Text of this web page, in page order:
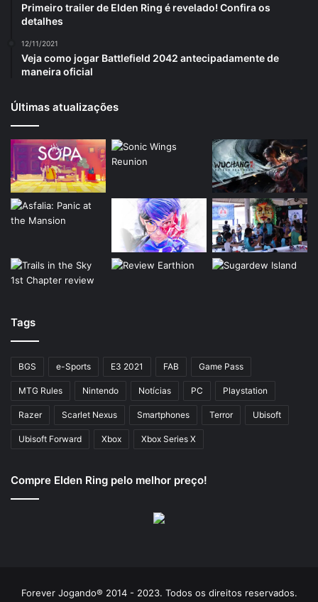
Primeiro trailer de Elden Ring é revelado! Confira os
detalhes
12/11/2021
Veja como jogar Battlefield 2042 antecipadamente de
maneira oficial
Últimas atualizações
Tags
BGS e-Sports E3 2021 FAB Game Pass
MTG Rules Nintendo Notícias PC Playstation
Razer Scarlet Nexus Smartphones Terror Ubisoft
Ubisoft Forward Xbox Xbox Series X
Compre Elden Ring pelo melhor preço!
Forever Jogando® 2014 - 2023. Todos os direitos reservados.